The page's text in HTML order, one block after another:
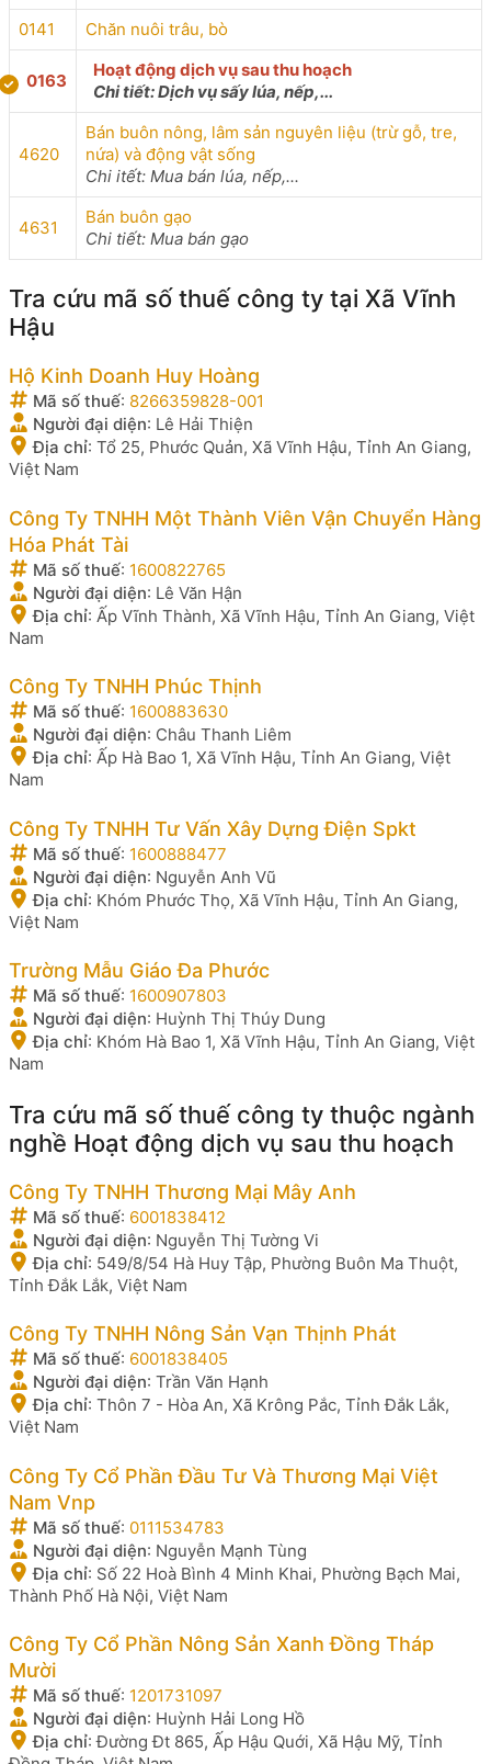
0141
Chăn nuôi trâu, bò
0163
Hoạt động dịch vụ sau thu hoạch
Chi tiết: Dịch vụ sấy lúa, nếp,...
4620
Bán buôn nông, lâm sản nguyên liệu (trừ gỗ, tre,
nứa) và động vật sống
Chi itết: Mua bán lúa, nếp,...
4631
Bán buôn gạo
Chi tiết: Mua bán gạo
Tra cứu mã số thuế công ty tại Xã Vĩnh
Hậu
Hộ Kinh Doanh Huy Hoàng
Mã số thuế: 8266359828-001
Người đại diện: Lê Hải Thiện
Địa chỉ: Tổ 25, Phước Quản, Xã Vĩnh Hậu, Tỉnh An Giang,
Việt Nam
Công Ty TNHH Một Thành Viên Vận Chuyển Hàng
Hóa Phát Tài
Mã số thuế: 1600822765
Người đại diện: Lê Văn Hận
Địa chỉ: Ấp Vĩnh Thành, Xã Vĩnh Hậu, Tỉnh An Giang, Việt
Nam
Công Ty TNHH Phúc Thịnh
Mã số thuế: 1600883630
Người đại diện: Châu Thanh Liêm
Địa chỉ: Ấp Hà Bao 1, Xã Vĩnh Hậu, Tỉnh An Giang, Việt
Nam
Công Ty TNHH Tư Vấn Xây Dựng Điện Spkt
Mã số thuế: 1600888477
Người đại diện: Nguyễn Anh Vũ
Địa chỉ: Khóm Phước Thọ, Xã Vĩnh Hậu, Tỉnh An Giang,
Việt Nam
Trường Mẫu Giáo Đa Phước
Mã số thuế: 1600907803
Người đại diện: Huỳnh Thị Thúy Dung
Địa chỉ: Khóm Hà Bao 1, Xã Vĩnh Hậu, Tỉnh An Giang, Việt
Nam
Tra cứu mã số thuế công ty thuộc ngành
nghề Hoạt động dịch vụ sau thu hoạch
Công Ty TNHH Thương Mại Mây Anh
Mã số thuế: 6001838412
Người đại diện: Nguyễn Thị Tường Vi
Địa chỉ: 549/8/54 Hà Huy Tập, Phường Buôn Ma Thuột,
Tỉnh Đắk Lắk, Việt Nam
Công Ty TNHH Nông Sản Vạn Thịnh Phát
Mã số thuế: 6001838405
Người đại diện: Trần Văn Hạnh
Địa chỉ: Thôn 7 - Hòa An, Xã Krông Pắc, Tỉnh Đắk Lắk,
Việt Nam
Công Ty Cổ Phần Đầu Tư Và Thương Mại Việt
Nam Vnp
Mã số thuế: 0111534783
Người đại diện: Nguyễn Mạnh Tùng
Địa chỉ: Số 22 Hoà Bình 4 Minh Khai, Phường Bạch Mai,
Thành Phố Hà Nội, Việt Nam
Công Ty Cổ Phần Nông Sản Xanh Đồng Tháp
Mười
Mã số thuế: 1201731097
Người đại diện: Huỳnh Hải Long Hồ
Địa chỉ:Đường Đt 865, Ấp Hậu Quới, Xã Hậu Mỹ, Tỉnh